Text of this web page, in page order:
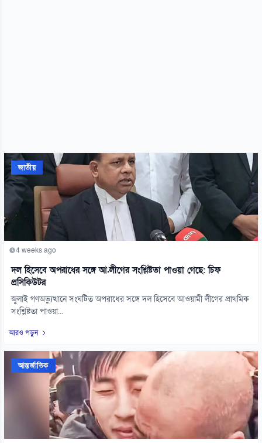
জাতীয়
4 weeks ago
দল হিসেবে অপরাধের সঙ্গে আ.লীগের সংশ্লিষ্টতা পাওয়া গেছে: চিফ
প্রসিকিউটর
জুলাই গণঅভ্যুত্থানে সংঘটিত অপরাধের সঙ্গে দল হিসেবে আওয়ামী লীগের প্রাথমিক
সংশ্লিষ্টতা পাওয়া...
আরও পড়ুন
আন্তর্জাতিক